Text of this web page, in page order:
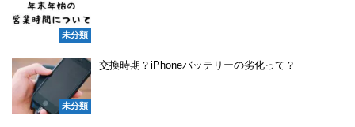
未分類
未分類
交換時期？iPhoneバッテリーの劣化って？